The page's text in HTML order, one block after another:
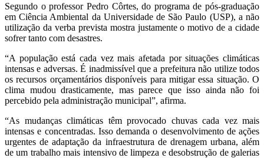
Segundo o professor Pedro Côrtes, do programa de pós-graduação
em Ciência Ambiental da Universidade de São Paulo (USP), a não
utilização da verba prevista mostra justamente o motivo de a cidade
sofrer tanto com desastres.
“A população está cada vez mais afetada por situações climáticas
intensas e adversas. É inadmissível que a prefeitura não utilize todos
os recursos orçamentários disponíveis para mitigar essa situação. O
clima mudou drasticamente, mas parece que isso ainda não foi
percebido pela administração municipal”, afirma.
“As mudanças climáticas têm provocado chuvas cada vez mais
intensas e concentradas. Isso demanda o desenvolvimento de ações
urgentes de adaptação da infraestrutura de drenagem urbana, além
de um trabalho mais intensivo de limpeza e desobstrução de galerias